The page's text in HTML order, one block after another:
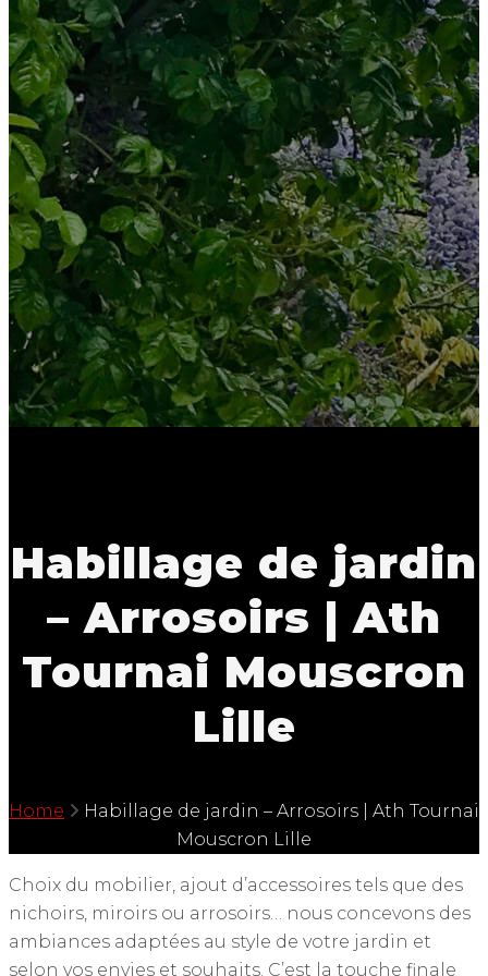
Habillage de jardin
– Arrosoirs | Ath
Tournai Mouscron
Lille
Home
Habillage de jardin – Arrosoirs | Ath Tournai
Mouscron Lille
Choix du mobilier, ajout d’accessoires tels que des
nichoirs, miroirs ou arrosoirs… nous concevons des
ambiances adaptées au style de votre jardin et
selon vos envies et souhaits. C’est la touche finale